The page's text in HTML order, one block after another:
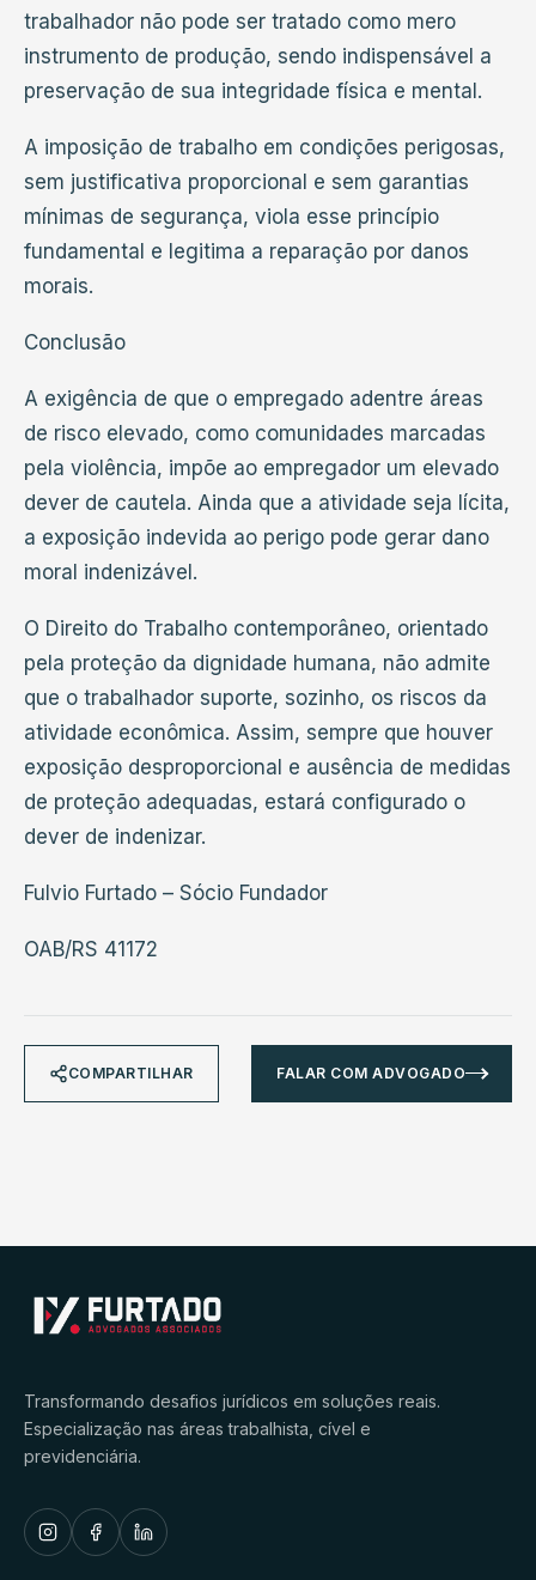
trabalhador não pode ser tratado como mero
instrumento de produção, sendo indispensável a
preservação de sua integridade física e mental.
A imposição de trabalho em condições perigosas,
sem justificativa proporcional e sem garantias
mínimas de segurança, viola esse princípio
fundamental e legitima a reparação por danos
morais.
Conclusão
A exigência de que o empregado adentre áreas
de risco elevado, como comunidades marcadas
pela violência, impõe ao empregador um elevado
dever de cautela. Ainda que a atividade seja lícita,
a exposição indevida ao perigo pode gerar dano
moral indenizável.
O Direito do Trabalho contemporâneo, orientado
pela proteção da dignidade humana, não admite
que o trabalhador suporte, sozinho, os riscos da
atividade econômica. Assim, sempre que houver
exposição desproporcional e ausência de medidas
de proteção adequadas, estará configurado o
dever de indenizar.
Fulvio Furtado – Sócio Fundador
OAB/RS 41172
COMPARTILHAR FALAR COM ADVOGADO
Transformando desafios jurídicos em soluções reais.
Especialização nas áreas trabalhista, cível e
previdenciária.